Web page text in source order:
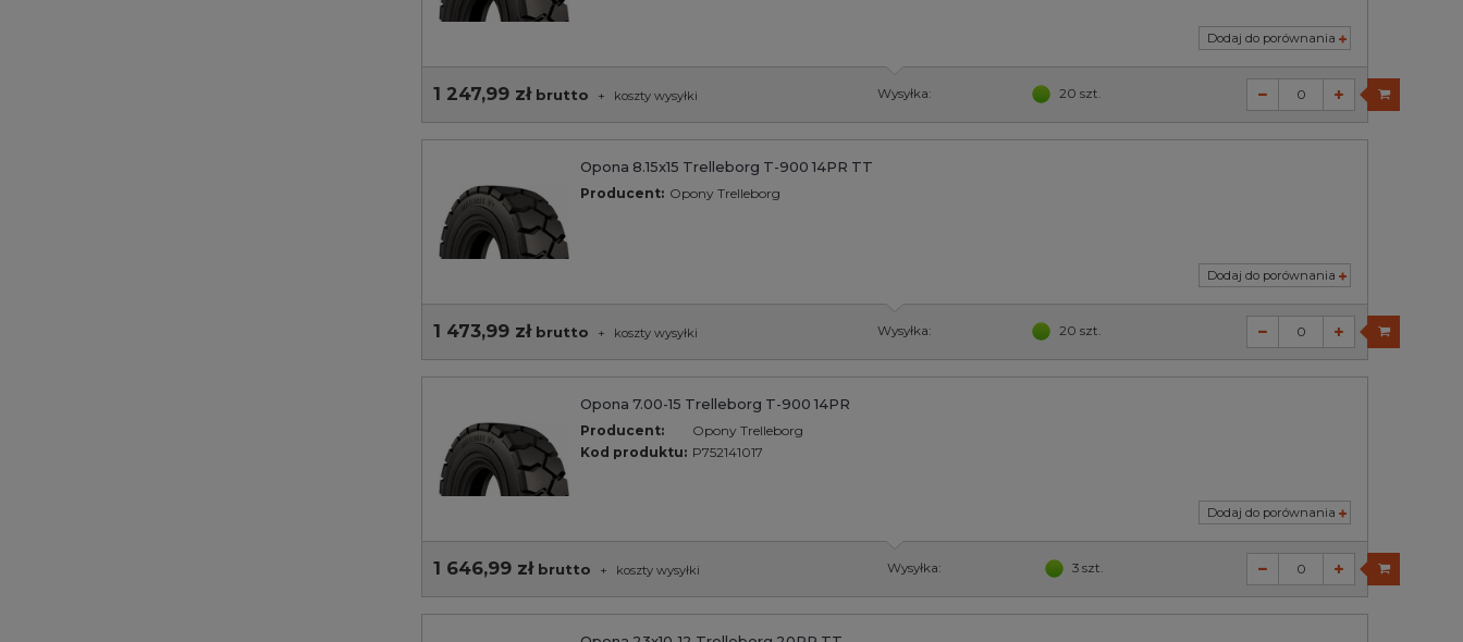
Dodaj do porównania
1 247,99 złbrutto + koszty wysyłki Wysyłka: 20 szt.
Opona 8.15x15 Trelleborg T-900 14PR TT
Producent: Opony Trelleborg
Dodaj do porównania
1 473,99 złbrutto + koszty wysyłki Wysyłka: 20 szt.
Opona 7.00-15 Trelleborg T-900 14PR
Producent:
Opony Trelleborg
Kod produktu: P752141017
Dodaj do porównania
1 646,99 złbrutto + koszty wysyłki Wysyłka: 3 szt.